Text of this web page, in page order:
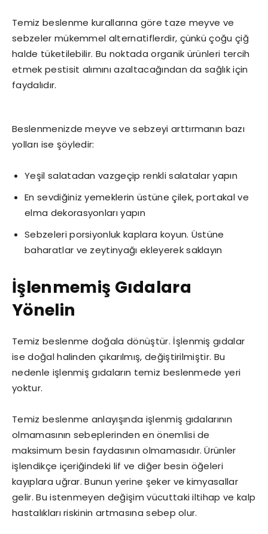
Temiz beslenme kurallarına göre taze meyve ve
sebzeler mükemmel alternatiflerdir, çünkü çoğu çiğ
halde tüketilebilir. Bu noktada organik ürünleri tercih
etmek pestisit alımını azaltacağından da sağlık için
faydalıdır.
Beslenmenizde meyve ve sebzeyi arttırmanın bazı
yolları ise şöyledir:
Yeşil salatadan vazgeçip renkli salatalar yapın
En sevdiğiniz yemeklerin üstüne çilek, portakal ve
elma dekorasyonları yapın
Sebzeleri porsiyonluk kaplara koyun. Üstüne
baharatlar ve zeytinyağı ekleyerek saklayın
İşlenmemiş Gıdalara
Yönelin
Temiz beslenme doğala dönüştür. İşlenmiş gıdalar
ise doğal halinden çıkarılmış, değiştirilmiştir. Bu
nedenle işlenmiş gıdaların temiz beslenmede yeri
yoktur.
Temiz beslenme anlayışında işlenmiş gıdalarının
olmamasının sebeplerinden en önemlisi de
maksimum besin faydasının olmamasıdır. Ürünler
işlendikçe içeriğindeki lif ve diğer besin öğeleri
kayıplara uğrar. Bunun yerine şeker ve kimyasallar
gelir. Bu istenmeyen değişim vücuttaki iltihap ve kalp
hastalıkları riskinin artmasına sebep olur.